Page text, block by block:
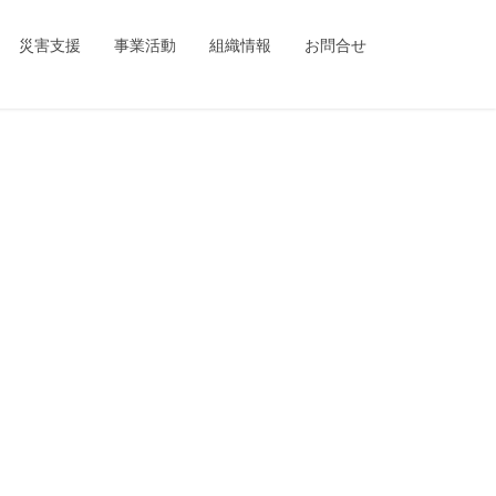
single.php on line1
災害支援 事業活動 組織情報 お問合せ